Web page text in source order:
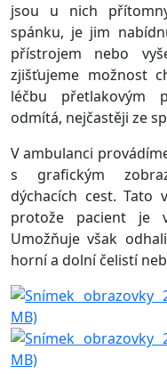
jsou u nich
spánku, je jim
přístrojem nebo
zjišťujeme možnost
léčbu přetlakovým
odmítá, nejčastěji ze
V ambulanci
s grafickým
dýchacích cest. Tato
protože pacient je
Umožňuje však
horní a dolní čelistí